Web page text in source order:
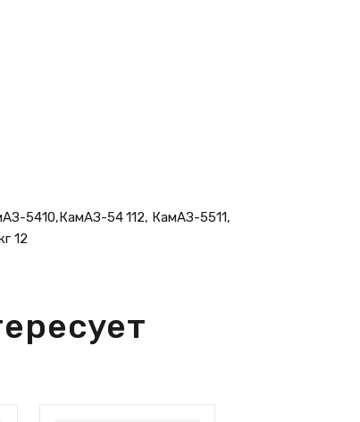
5410,КамАЗ-54 112, КамАЗ-5511,
12